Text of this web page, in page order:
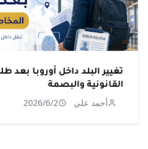
تغيير البلد داخل أوروبا بعد
القانونية والبصمة
أحمد علي 2026/6/2